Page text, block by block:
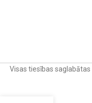
Visas tiesības saglabātas